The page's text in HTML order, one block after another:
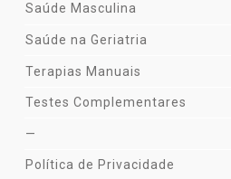
Saúde Masculina
Saúde na Geriatria
Terapias Manuais
Testes Complementares
—
Política de Privacidade